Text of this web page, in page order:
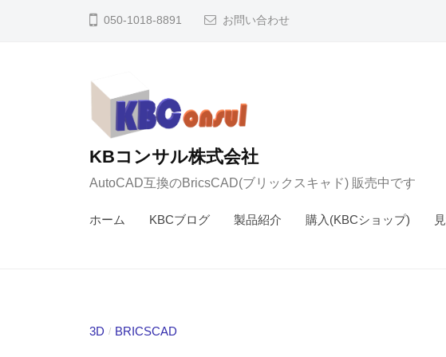
050-1018-8891 お問い合わせ
KBコンサル株式会社
AutoCAD互換のBricsCAD(ブリックスキャド) 販売中です
ホーム KBCブログ 製品紹介 購入(KBCショップ)
3D / BRICSCAD